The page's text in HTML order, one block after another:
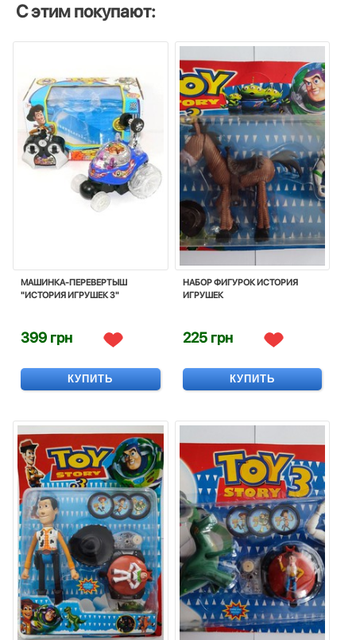
С этим покупают:
МАШИНКА-ПЕРЕВЕРТЫШ
"ИСТОРИЯ ИГРУШЕК 3"
399 грн
КУПИТЬ
НАБОР ФИГУРОК ИСТОРИЯ
ИГРУШЕК
225 грн
КУПИТЬ